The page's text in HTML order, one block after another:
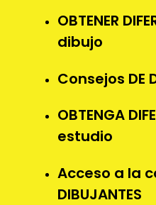
OBTENER
dibujo
Consejos DE
OBTENGA
estudio
Acceso a la
DIBUJANTES